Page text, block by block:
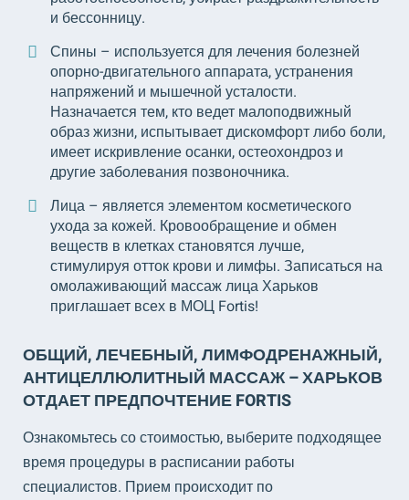
и бессонницу.
Спины – используется для лечения болезней
опорно-двигательного аппарата, устранения
напряжений и мышечной усталости.
Назначается тем, кто ведет малоподвижный
образ жизни, испытывает дискомфорт либо боли,
имеет искривление осанки, остеохондроз и
другие заболевания позвоночника.
Лица – является элементом косметического
ухода за кожей. Кровообращение и обмен
веществ в клетках становятся лучше,
стимулируя отток крови и лимфы. Записаться на
омолаживающий массаж лица Харьков
приглашает всех в МОЦ Fortis!
ОБЩИЙ, ЛЕЧЕБНЫЙ, ЛИМФОДРЕНАЖНЫЙ,
АНТИЦЕЛЛЮЛИТНЫЙ МАССАЖ – ХАРЬКОВ
ОТДАЕТ ПРЕДПОЧТЕНИЕ FORTIS
Ознакомьтесь со стоимостью, выберите подходящее
время процедуры в расписании работы
специалистов. Прием происходит по